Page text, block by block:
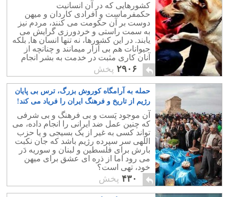
کشورهایی که در آن انسانیت
حکمفرماست و افرادی کاردان و میهن
دوست بر آن حکومت می کنند، مردم نیز
به سمت راستی و خردورزی گرایش می
یابند. در این کشورها، نه تنها انسان ها, بلکه
حیوانات هم بی آزار میمانند و چنانچه از
آنان کاری مثبت در خدمت به بشر انجام
پذیرد، نوازش شده بدانان توجه بیشتری
خواهد شد.
۲۹۰۶ پخش
حمله به آرامگاه کوروش بزرگ، ترس بی پایان
رژیم از تاریخ و فرهنگ ایران را فریاد می کند!
آن موجود پَست و بی فرهنگ و بی شرفی
که چنین عمل ضد ایرانی را انجام داده، می
تواند کسی به غیر از یک بسیجی و یا حزب
اللهی سر سپرده رژیم باشد که جان نکبت
بارش برای فلسطین و لبنان و سوریه دَر
می رود اما از ذره ای عشق برای میهن
خود، تهی است؟
۴۳۰ پخش